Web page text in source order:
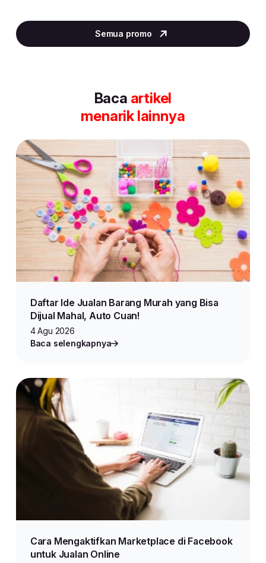
2
of
Semua promo
Baca artikel
menarik lainnya
Daftar Ide Jualan Barang Murah yang Bisa
Dijual Mahal, Auto Cuan!
4 Agu 2026
Baca selengkapnya
Cara Mengaktifkan Marketplace di Facebook
untuk Jualan Online